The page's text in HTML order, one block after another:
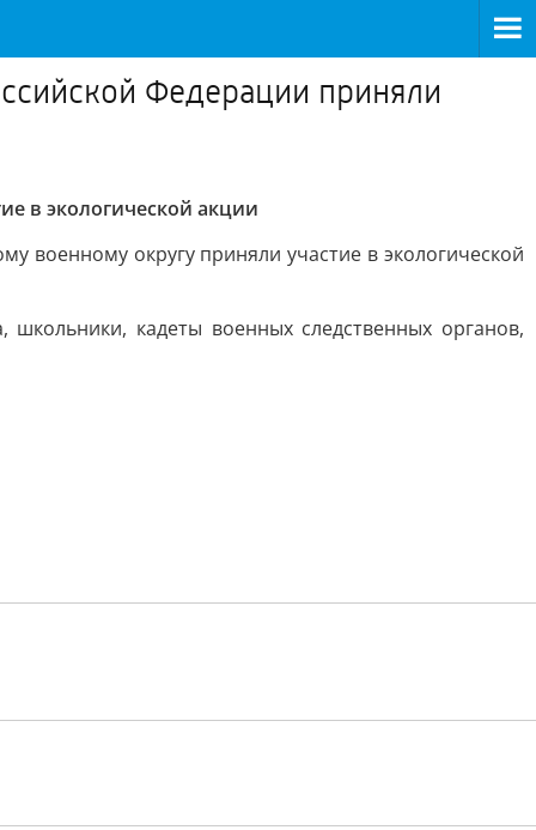
Федерации приняли
в экологической акции
военному округу приняли участие в экологической
кадеты военных следственных органов,